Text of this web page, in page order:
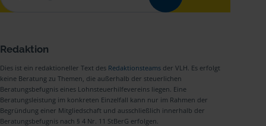
Redaktion
Dies ist ein redaktioneller Text des Redaktionsteams der VLH. Es erfolgt
keine Beratung zu Themen, die außerhalb der steuerlichen
Beratungsbefugnis eines Lohnsteuerhilfevereins liegen. Eine
Beratungsleistung im konkreten Einzelfall kann nur im Rahmen der
Begründung einer Mitgliedschaft und ausschließlich innerhalb der
Beratungsbefugnis nach § 4 Nr. 11 StBerG erfolgen.